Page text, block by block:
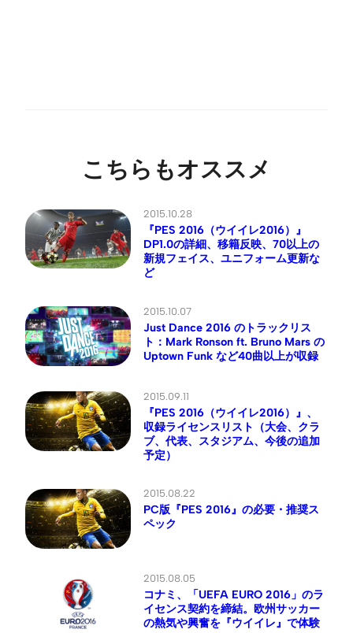
こちらもオススメ
2015.10.28
『PES 2016（ウイイレ2016）』
DP1.0の詳細、移籍反映、70以上の
新規フェイス、ユニフォーム更新な
ど
2015.10.07
Just Dance 2016 のトラックリス
ト：Mark Ronson ft. Bruno Mars の
Uptown Funk など40曲以上が収録
2015.09.11
『PES 2016（ウイイレ2016）』、
収録ライセンスリスト（大会、クラ
ブ、代表、スタジアム、今後の追加
予定）
2015.08.22
PC版『PES 2016』の必要・推奨ス
ペック
2015.08.05
コナミ、「UEFA EURO 2016」のラ
イセンス契約を締結。欧州サッカー
の熱気や興奮を『ウイイレ』で体験